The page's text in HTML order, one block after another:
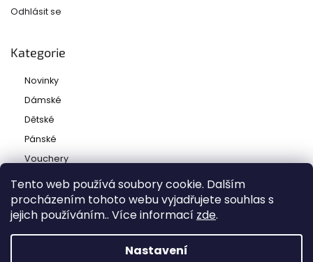
Tento web používá soubory cookie. Dalším
procházením tohoto webu vyjadřujete souhlas s
jejich používáním.. Více informací zde.
Nastavení
Odhlásit se
Kategorie
Novinky
Dámské
Dětské
Pánské
Vouchery
Copyright 2026Ladies and babies. Všechna práva